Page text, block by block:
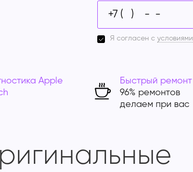
Я согласен с условиями
Apple
Быстрый ремонт
96% ремонтов
делаем при вас